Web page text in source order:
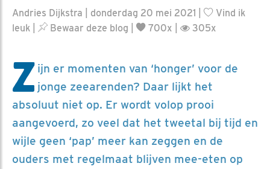
Andries Dijkstra | donderdag 20 mei 2021 |
Vind ik
leuk
Bewaar deze blog 700x | 305x
Z ijn er momenten van ‘honger’ voor de
jonge zeearenden? Daar lijkt het
absoluut niet op. Er wordt volop prooi
aangevoerd, zo veel dat het tweetal bij tijd en
wijle geen ‘pap’ meer kan zeggen en de
ouders met regelmaat blijven mee-eten op